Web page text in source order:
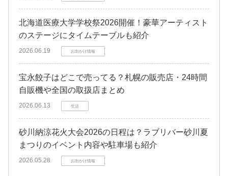
北海道医療大学学校祭2026開催！豪華アーティスト
のステージにタイムテーブルも紹介
2026.06.19 お出かけ情報
宝永餃子はどこで売ってる？札幌の販売店・24時間
自販機や全国の取扱店まとめ
2026.06.13 生活
砂川納涼花火大会2026の日程は？ラブリバー砂川夏
まつりのイベント内容や駐車場も紹介
2026.05.28 お出かけ情報